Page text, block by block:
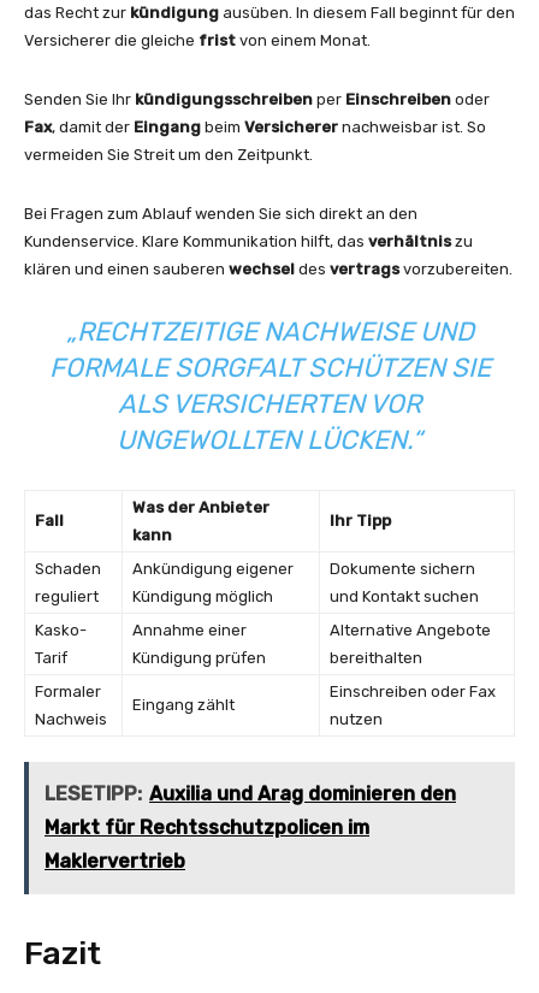
das Recht zur kündigung ausüben. In diesem Fall beginnt für den
Versicherer die gleiche frist von einem Monat.
Senden Sie Ihr kündigungsschreiben per Einschreiben oder
Fax, damit der Eingang beim Versicherer nachweisbar ist. So
vermeiden Sie Streit um den Zeitpunkt.
Bei Fragen zum Ablauf wenden Sie sich direkt an den
Kundenservice. Klare Kommunikation hilft, das verhältniszu
klären und einen sauberen wechsel des vertragsvorzubereiten.
„RECHTZEITIGE NACHWEISE UND
FORMALE SORGFALT SCHÜTZEN SIE
ALS VERSICHERTEN VOR
UNGEWOLLTEN LÜCKEN.“
Fall
Was der Anbieter
kann
Ihr Tipp
Schaden
reguliert
Ankündigung eigener
Kündigung möglich
Dokumente sichern
und Kontakt suchen
Kasko-
Tarif
Annahme einer
Kündigung prüfen
Alternative Angebote
bereithalten
Formaler
Nachweis
Eingang zählt
Einschreiben oder Fax
nutzen
LESETIPP: Auxilia und Arag dominieren den
Markt für Rechtsschutzpolicen im
Maklervertrieb
Fazit